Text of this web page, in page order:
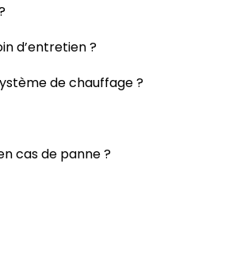
d’entretien ?
de chauffage ?
cas de panne ?